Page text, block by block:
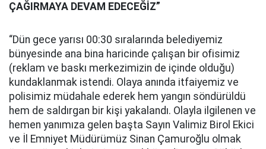
ÇAĞIRMAYA DEVAM EDECEĞİZ”
“Dün gece yarısı 00:30 sıralarında belediyemiz
bünyesinde ana bina haricinde çalışan bir ofisimiz
(reklam ve baskı merkezimizin de içinde olduğu)
kundaklanmak istendi. Olaya anında itfaiyemiz ve
polisimiz müdahale ederek hem yangın söndürüldü
hem de saldırgan bir kişi yakalandı. Olayla ilgilenen ve
hemen yanımıza gelen başta Sayın Valimiz Birol Ekici
ve İl Emniyet Müdürümüz Sinan Çamuroğlu olmak